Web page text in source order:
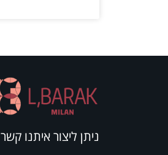
ניתן ליצור איתנו